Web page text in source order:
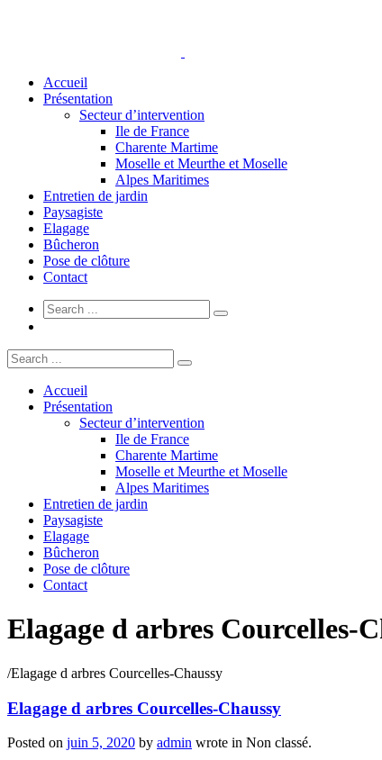
Accueil
Présentation
Secteur d’intervention
Ile de France
Charente Martime
Moselle et Meurthe et Moselle
Alpes Maritimes
Entretien de jardin
Paysagiste
Elagage
Bûcheron
Pose de clôture
Contact
Accueil
Présentation
Secteur d’intervention
Ile de France
Charente Martime
Moselle et Meurthe et Moselle
Alpes Maritimes
Entretien de jardin
Paysagiste
Elagage
Bûcheron
Pose de clôture
Contact
Elagage d arbres Courcelles-
/Elagage d arbres Courcelles-Chaussy
Elagage d arbres Courcelles-Chaussy
Posted on juin 5, 2020 by admin wrote in Non classé.